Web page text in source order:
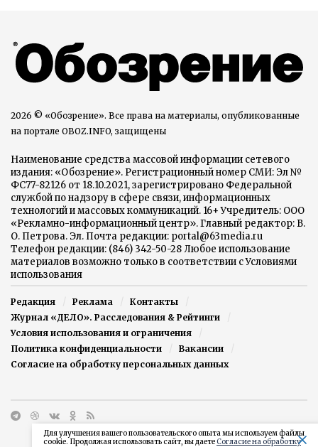
2026 © «Обозрение». Все права на материалы, опубликованные
на портале OBOZ.INFO, защищены
Наименование средства массовой информации сетевого
издания: «Обозрение». Регистрационный номер СМИ: Эл №
ФС77-82126 от 18.10.2021, зарегистрировано Федеральной
службой по надзору в сфере связи, информационных
технологий и массовых коммуникаций. 16+ Учредитель: ООО
«Рекламно-информационный центр». Главный редактор: В.
О. Петрова. Эл. Почта редакции: portal@63media.ru
Телефон редакции: (846) 342-50-28 Любое использование
материалов возможно только в соответствии с Условиями
использования
Редакция Реклама
Контакты
Журнал «ДЕЛО». Расследования & Рейтинги
Условия использования и ограничения
Политика конфиденциальности
Вакансии
Согласие на обработку персональных данных
Для улучшения вашего пользовательского опыта мы используем файлы
cookie. Продолжая использовать сайт, вы даетеСогласие на обработку